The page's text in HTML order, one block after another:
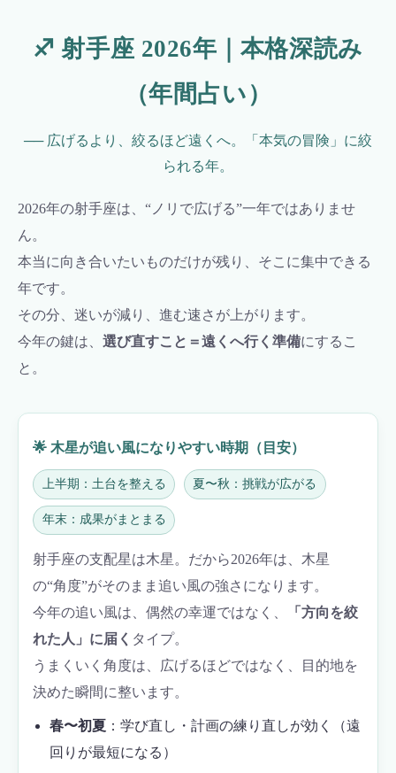
♐ 射手座 2026年｜本格深読み
（年間占い）
── 広げるより、絞るほど遠くへ。「本気の冒険」に絞
られる年。
2026年の射手座は、“ノリで広げる”一年ではありませ
ん。
本当に向き合いたいものだけが残り、そこに集中できる
年です。
その分、迷いが減り、進む速さが上がります。
今年の鍵は、 選び直すこと＝遠くへ行く準備にするこ
と。
🌟 木星が追い風になりやすい時期（目安）
上半期：土台を整える 夏〜秋：挑戦が広がる
年末：成果がまとまる
射手座の支配星は木星。だから2026年は、木星
の“角度”がそのまま追い風の強さになります。
今年の追い風は、偶然の幸運ではなく、
「方向を絞
れた人」に届く タイプ。
うまくいく角度は、広げるほどではなく、目的地を
決めた瞬間に整います。
春〜初夏 ：学び直し・計画の練り直しが効く（遠
回りが最短になる）